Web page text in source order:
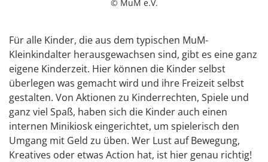
© MuM e.V.
Für alle Kinder, die aus dem typischen MuM-
Kleinkindalter herausgewachsen sind, gibt es eine ganz
eigene Kinderzeit. Hier können die Kinder selbst
überlegen was gemacht wird und ihre Freizeit selbst
gestalten. Von Aktionen zu Kinderrechten, Spiele und
ganz viel Spaß, haben sich die Kinder auch einen
internen Minikiosk eingerichtet, um spielerisch den
Umgang mit Geld zu üben. Wer Lust auf Bewegung,
Kreatives oder etwas Action hat, ist hier genau richtig!